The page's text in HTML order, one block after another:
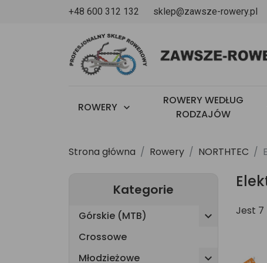
+48 600 312 132 sklep@zawsze-rowery.pl
ROWERY 
ROWERY WEDŁUG
RODZAJÓW
Strona główna Rowery NORTHTEC
Kategorie
Górskie (MTB) 
Crossowe
Młodzieżowe

Jest 7